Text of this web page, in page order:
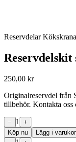
Reservdelar
250,00 kr
Originalreservdel från
tillbehör. Kontakta oss
− 1
+
Köp nu
Lägg i